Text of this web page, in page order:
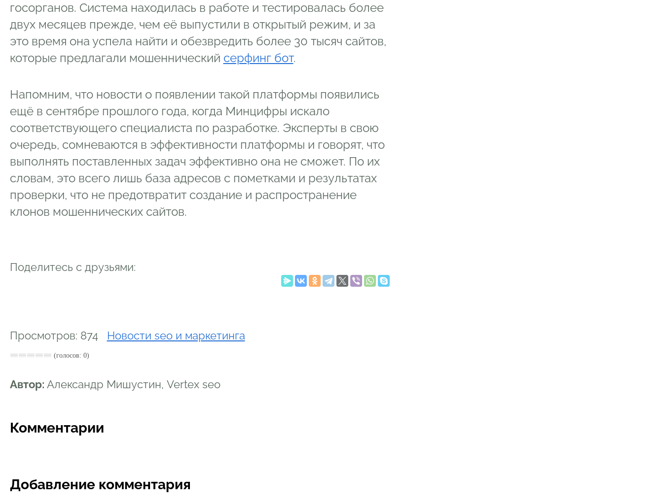
госорганов. Система находилась в работе и тестировалась более
двух месяцев прежде, чем её выпустили в открытый режим, и за
это время она успела найти и обезвредить более 30 тысяч сайтов,
которые предлагали мошеннический серфинг бот.
Напомним, что новости о появлении такой платформы появились
ещё в сентябре прошлого года, когда Минцифры искало
соответствующего специалиста по разработке. Эксперты в свою
очередь, сомневаются в эффективности платформы и говорят, что
выполнять поставленных задач эффективно она не сможет. По их
словам, это всего лишь база адресов с пометками и результатах
проверки, что не предотвратит создание и распространение
клонов мошеннических сайтов.
Поделитесь с друзьями:
Просмотров: 874 Новости seo и маркетинга
(голосов: 0)
Автор: Александр Мишустин, Vertex seo
Комментарии
Добавление комментария